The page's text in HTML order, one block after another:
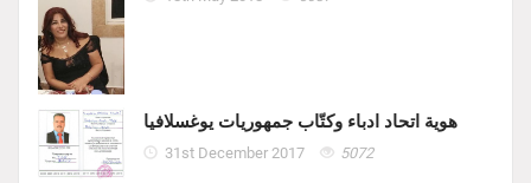
هوية اتحاد ادباء وكتّاب جمهوريات يوغسلافيا
31st December 2017 5072